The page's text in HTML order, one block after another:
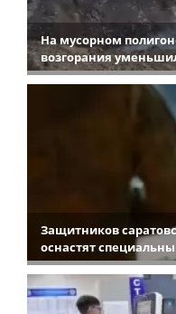
На мусорном
возгорания
Защитников
оснастят